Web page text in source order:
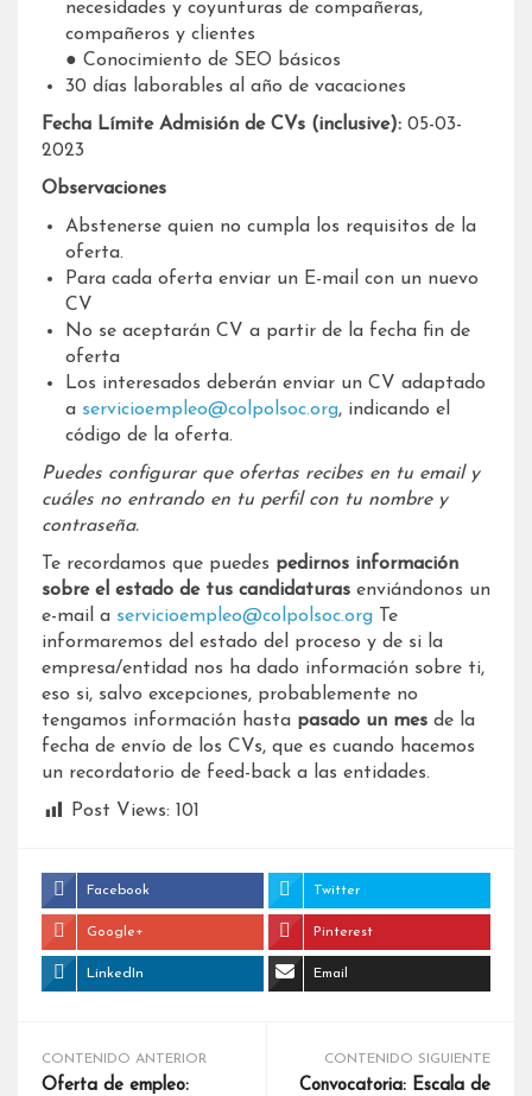
necesidades y coyunturas de compañeras,
compañeros y clientes
● Conocimiento de SEO básicos
30 días laborables al año de vacaciones
Fecha Límite Admisión de CVs (inclusive): 05-03-
2023
Observaciones
Abstenerse quien no cumpla los requisitos de la
oferta.
Para cada oferta enviar un E-mail con un nuevo
CV
No se aceptarán CV a partir de la fecha fin de
oferta
Los interesados deberán enviar un CV adaptado
a servicioempleo@colpolsoc.org, indicando el
código de la oferta.
Puedes configurar que ofertas recibes en tu email y
cuáles no entrando en tu perfil con tu nombre y
contraseña.
Te recordamos que puedes pedirnos información
sobre el estado de tus candidaturas enviándonos un
e-mail a servicioempleo@colpolsoc.org Te
informaremos del estado del proceso y de si la
empresa/entidad nos ha dado información sobre ti,
eso si, salvo excepciones, probablemente no
tengamos información hasta pasado un mes de la
fecha de envío de los CVs, que es cuando hacemos
un recordatorio de feed-back a las entidades.
Post Views: 101
Facebook Twitter
Google+ Pinterest
LinkedIn Email
CONTENIDO ANTERIOR
Oferta de empleo:
CONTENIDO SIGUIENTE
Convocatoria: Escala de